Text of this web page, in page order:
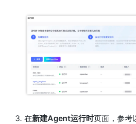
在新建Agent运行时页面，参考